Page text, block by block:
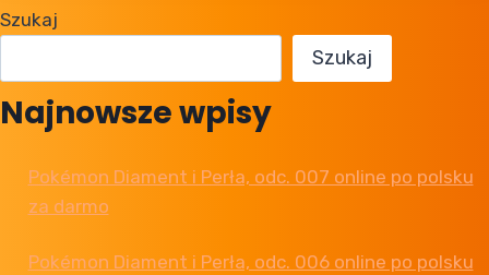
Szukaj
Szukaj
Najnowsze wpisy
Pokémon Diament i Perła, odc. 007 online po polsku
za darmo
Pokémon Diament i Perła, odc. 006 online po polsku